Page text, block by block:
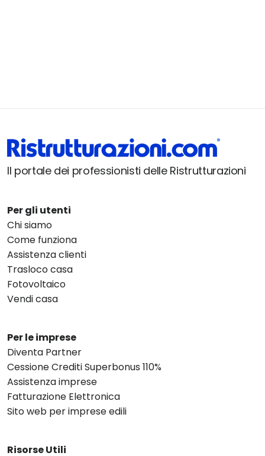
Il portale dei professionisti delle Ristrutturazioni
Per gli utenti
Chi siamo
Come funziona
Assistenza clienti
Trasloco casa
Fotovoltaico
Vendi casa
Per le imprese
Diventa Partner
Cessione Crediti Superbonus 110%
Assistenza imprese
Fatturazione Elettronica
Sito web per imprese edili
Risorse Utili